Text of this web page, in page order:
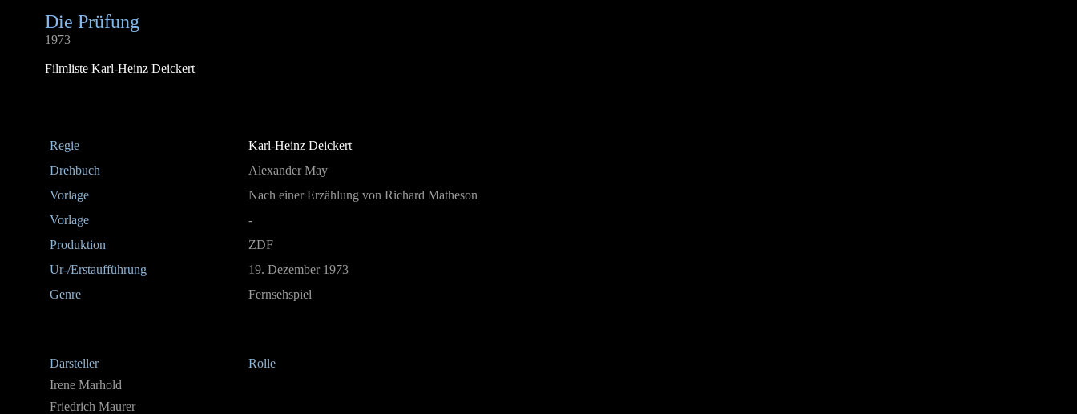
Die Prüfung
1973
Filmliste Karl-Heinz Deickert
Regie
Karl-Heinz Deickert
Drehbuch
Alexander May
Vorlage
Nach einer Erzählung von Richard Matheson
Vorlage
-
Produktion
ZDF
Ur-/Erstaufführung
19. Dezember 1973
Genre
Fernsehspiel
Darsteller
Rolle
Irene Marhold
Friedrich Maurer